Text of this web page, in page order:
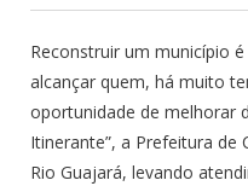
Reconstruir um município
alcançar quem, há muito
oportunidade de melhorar
Itinerante”, a Prefeitura de
Rio Guajará, levando